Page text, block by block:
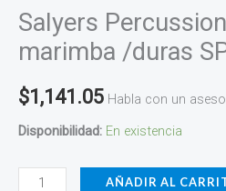
Salyers
marimba /duras
$1,141.05 Habla con un
Disponibilidad: En existencia
SP-
PCM40
cantidad
AÑADIR AL